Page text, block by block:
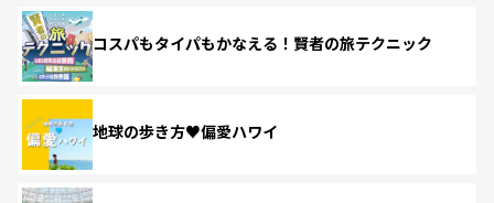
コスパもタイパもかなえる！賢者の旅テクニック
地球の歩き方♥偏愛ハワイ